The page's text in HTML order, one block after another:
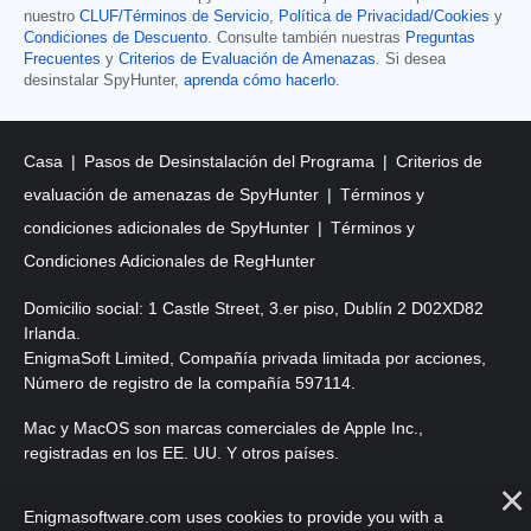
nuestro CLUF/Términos de Servicio Política de Privacidad/Cookies y
Condiciones de Descuento . Consulte también nuestras Preguntas
Frecuentes y Criterios de Evaluación de Amenazas . Si desea
desinstalar SpyHunter, aprenda cómo hacerlo
Casa Pasos de Desinstalación del Programa
Criterios de
evaluación de amenazas de SpyHunter
Términos y
condiciones adicionales de SpyHunter
Términos y
Condiciones Adicionales de RegHunter
Domicilio social: 1 Castle Street, 3.er piso, Dublín 2 D02XD82
Irlanda.
EnigmaSoft Limited, Compañía privada limitada por acciones,
Número de registro de la compañía 597114.
Mac y MacOS son marcas comerciales de Apple Inc.,
registradas en los EE. UU. Y otros países.
reservados.
Enigmasoftware.com uses cookies to provide you with a